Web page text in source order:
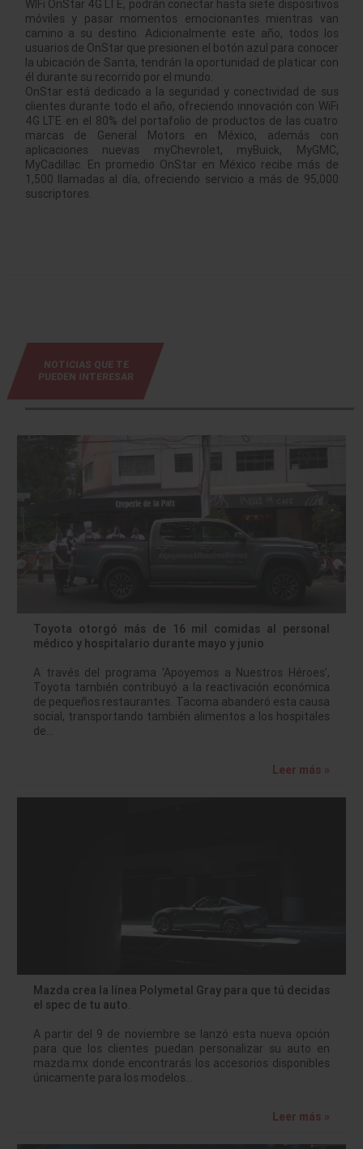
WIFi OnStar 4G LTE, podrán conectar hasta siete dispositivos
móviles y pasar momentos emocionantes mientras van
camino a su destino. Adicionalmente este año, todos los
usuarios de OnStar que presionen el botón azul para conocer
la ubicación de Santa, tendrán la oportunidad de platicar con
él durante su recorrido por el mundo.
OnStar está dedicado a la seguridad y conectividad de sus
clientes durante todo el año, ofreciendo innovación con WiFi
4G LTE en el 80% del portafolio de productos de las cuatro
marcas de General Motors en México, además con
aplicaciones nuevas myChevrolet, myBuick, MyGMC,
MyCadillac. En promedio OnStar en México recibe más de
1,500 llamadas al día, ofreciendo servicio a más de 95,000
suscriptores.
NOTICIAS QUE TE
PUEDEN INTERESAR
Toyota otorgó más de 16 mil comidas al personal
médico y hospitalario durante mayo y junio
A través del programa ‘Apoyemos a Nuestros Héroes’,
Toyota también contribuyó a la reactivación económica
de pequeños restaurantes. Tacoma abanderó esta causa
social, transportando también alimentos a los hospitales
de…
Leer más »
Mazda crea la línea Polymetal Gray para que tú decidas
el spec de tu auto.
A partir del 9 de noviembre se lanzó esta nueva opción
para que los clientes puedan personalizar su auto en
mazda.mx donde encontrarás los accesorios disponibles
únicamente para los modelos…
Leer más »